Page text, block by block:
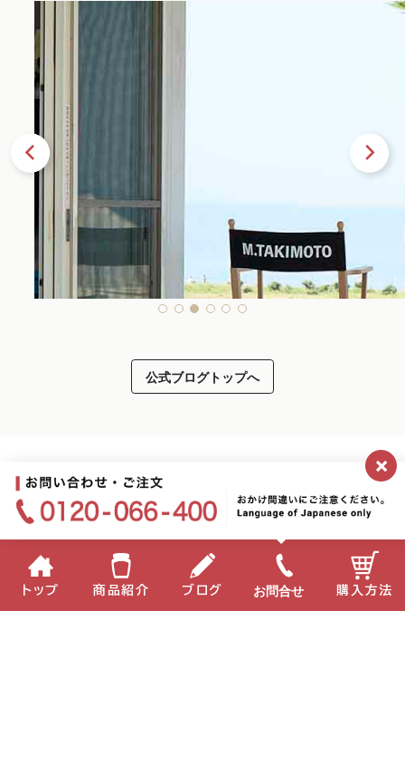
2026.07.08
新CM本日より放映開始！＆バレーボールネーション
公式ブログトップへ
×
トップ 商品紹介 ブログ お問合せ 購入方法